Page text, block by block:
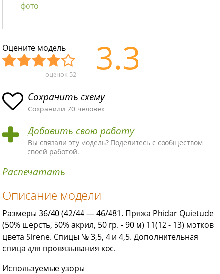
фото
Оцените модель
асн
ая
ма
пло
хая
ма
ыч
ная
ма
Хор
ая
ма
Отл
ая
ма!
оценок 52 3.3
Сохранить схему
Сохранили 70 человек
Добавить свою работу
Вы связали эту модель? Поделитесь с сообществом
своей работой.
Распечатать
Описание модели
Размеры 36/40 (42/44 — 46/481. Пряжа Phidar Quietude
(50% шерсть, 50% акрил, 50 гр. - 90 м) 11(12 - 13) мотков
цвета Sirene. Спицы № 3,5, 4 и 4,5. Дополнительная
спица для провязывания кос.
Используемые узоры